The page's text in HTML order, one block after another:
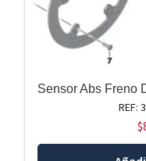
Sensor Abs Freno
REF:
$